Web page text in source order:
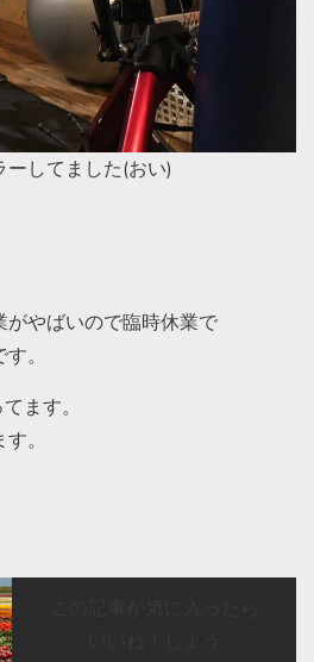
してました(おい)
やばいので臨時休業で
。
ます。
。